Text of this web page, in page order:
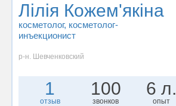
Лілія Кожем'якіна
косметолог, косметолог-
инъекционист
р-н. Шевченковский
1
отзыв
100
звонков
6 л.
опыт